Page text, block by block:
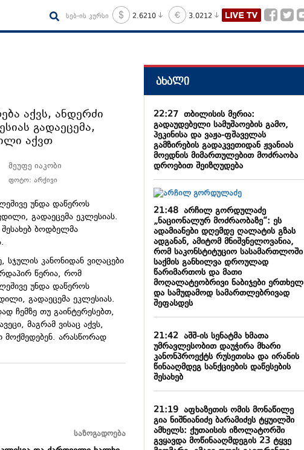
სებ-ის კურსი 2.6210 3.0212
აქვს, ანდერძი
გადაეცემა,
აქვთ
მეუფე იაკობი
ფოტო: არქივი
უნდა დაწეროს
გადაეცემა ეკლესიას.
ბოდბელმა
, სჯულის კანონიდან ვიღაცები
წერია, რომ
უნდა დაწეროს
გადაეცემა ეკლესიას.
ჩემზე თუ გაინტერესებთ,
მაგრამ ვისაც აქვს,
მოქმედებენ. არასწორად
საზოგადოება
ახალი
22:27თბილისის მერია:
გადაუდებელი სამუშაოების გამო,
პეკინისა და ვაჟა-ფშაველას
გამზირების გადაკვეთიდან ჟვანიას
მოედნის მიმართულებით მოძრაობა
დროებით შეიზღუდება
21:48არჩილ გორდულაძე
„ნაციონალურ მოძრაობაზე“: ეს
ადამიანები დღემდე ღალატის გზას
ადგანან, ამიტომ მნიშვნელოვანია,
რომ საკონსტიტუციო სასამართლოში
საქმის განხილვა დროულად
წარიმართოს და მათი
მოღალატეობრივი ნაბიჯები ერთხელ
და სამუდამოდ სამართლებრივად
შეფასდეს
21:42აშშ-ის სენატმა ხმათა
უმრავლესობით დაუჭირა მხარი
კანონპროექტს რუსეთისა და ირანის
წინააღმდეგ სანქციების დაწესების
შესახებ
21:19აფხაზეთის ომის მონაწილე
გია ნიშნიანიძე ბარამიძეს ტყუილში
ამხელს: ქუთაისის იზოლატორში
გვყავდა მოწინააღმდეგის 23 ტყვე